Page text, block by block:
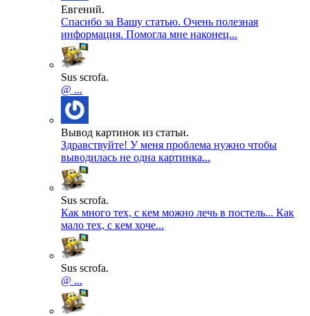
Евгений.
Спасибо за Вашу статью. Очень полезная
информация. Помогла мне наконец...
Sus scrofa.
@ ...
Вывод картинок из статьи.
Здравствуйте! У меня проблема нужно чтобы
выводилась не одна картинка...
Sus scrofa.
Как много тех, с кем можно лечь в постель... Как
мало тех, с кем хоче...
Sus scrofa.
@ ...